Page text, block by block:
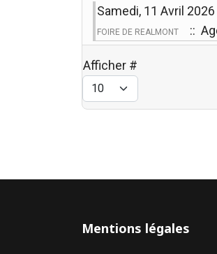
Samedi, 11 Avril
FOIRE DE REALMONT ::
Afficher #
Mentions légales